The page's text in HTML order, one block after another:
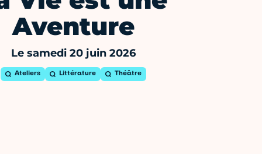
Aventure
Le samedi 20 juin 2026
Ateliers Littérature Théâtre